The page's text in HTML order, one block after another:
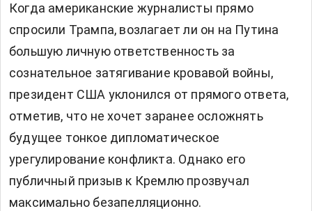
Когда американские журналисты прямо
спросили Трампа, возлагает ли он на Путина
большую личную ответственность за
сознательное затягивание кровавой войны,
президент США уклонился от прямого ответа,
отметив, что не хочет заранее осложнять
будущее тонкое дипломатическое
урегулирование конфликта. Однако его
публичный призыв к Кремлю прозвучал
максимально безапелляционно.